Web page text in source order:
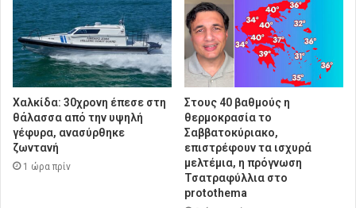
Χαλκίδα: 30χρονη έπεσε στη
θάλασσα από την υψηλή
γέφυρα, ανασύρθηκε
ζωντανή
1 ώρα πρίν
Στους 40 βαθμούς η
θερμοκρασία το
Σαββατοκύριακο,
επιστρέφουν τα ισχυρά
μελτέμια, η πρόγνωση
Τσατραφύλλια στο
protothema